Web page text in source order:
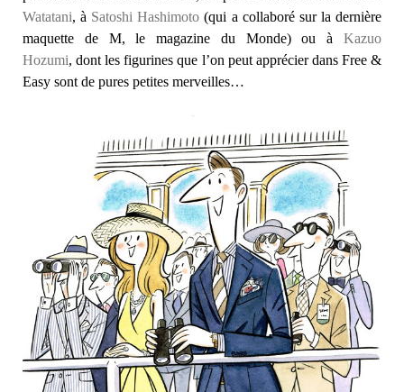
Watatani, à Satoshi Hashimoto (qui a collaboré sur la dernière
maquette de M, le magazine du Monde) ou à Kazuo
Hozumi, dont les figurines que l’on peut apprécier dans Free &
Easy sont de pures petites merveilles…